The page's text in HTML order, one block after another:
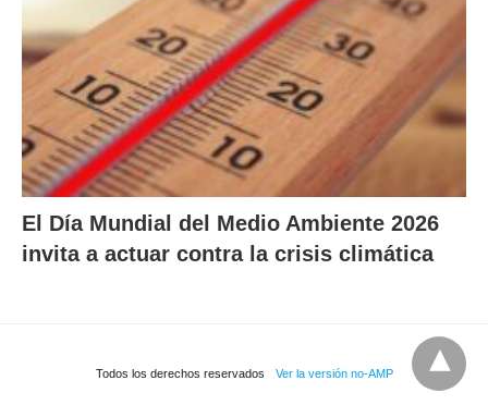
El Día Mundial del Medio Ambiente 2026
invita a actuar contra la crisis climática
Todos los derechos reservados Ver la versión no-AMP